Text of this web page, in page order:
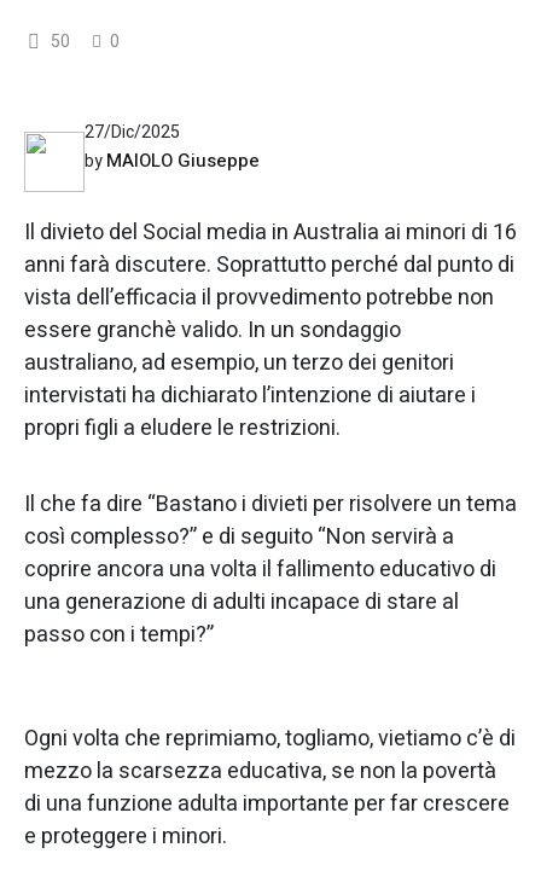
50 0
27/Dic/2025
byMAIOLO Giuseppe
Il divieto del Social media in Australia ai minori di 16
anni farà discutere. Soprattutto perché dal punto di
vista dell’efficacia il provvedimento potrebbe non
essere granchè valido. In un sondaggio
australiano, ad esempio, un terzo dei genitori
intervistati ha dichiarato l’intenzione di aiutare i
propri figli a eludere le restrizioni.
Il che fa dire “Bastano i divieti per risolvere un tema
così complesso?” e di seguito “Non servirà a
coprire ancora una volta il fallimento educativo di
una generazione di adulti incapace di stare al
passo con i tempi?”
Ogni volta che reprimiamo, togliamo, vietiamo c’è di
mezzo la scarsezza educativa, se non la povertà
di una funzione adulta importante per far crescere
e proteggere i minori.